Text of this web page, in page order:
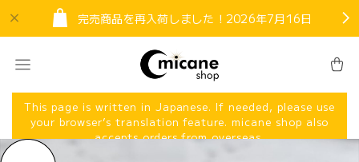
完売商品を再入荷しました！2026年7月16日
This page is written in Japanese. If needed, please use
your browser’s translation feature. micane shop also
accepts orders from overseas.